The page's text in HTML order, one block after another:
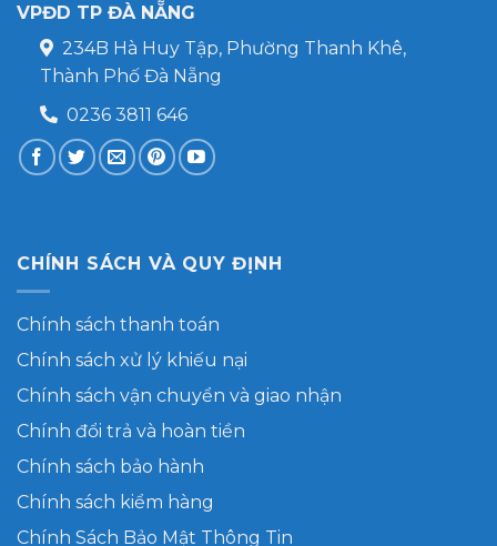
VPĐD TP ĐÀ NẴNG
234B Hà Huy Tập, Phường Thanh Khê,
Thành Phố Đà Nẵng
0236 3811 646
CHÍNH SÁCH VÀ QUY ĐỊNH
Chính sách thanh toán
Chính sách xử lý khiếu nại
Chính sách vận chuyển và giao nhận
Chính đổi trả và hoàn tiền
Chính sách bảo hành
Chính sách kiểm hàng
Chính Sách Bảo Mật Thông Tin